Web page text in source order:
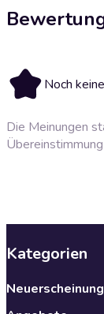
Noch
Die Meinungen
Kategorien